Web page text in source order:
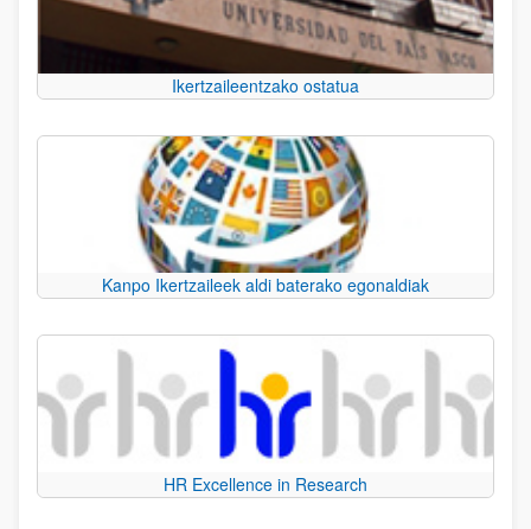
Ikertzaileentzako ostatua
Kanpo Ikertzaileek aldi baterako egonaldiak
HR Excellence in Research